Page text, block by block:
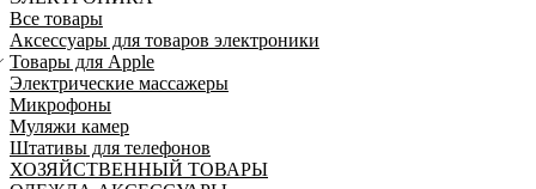
Все товары
Аксессуары для товаров электроники
Товары для Apple
Электрические массажеры
Микрофоны
Муляжи камер
Штативы для телефонов
ХОЗЯЙСТВЕННЫЙ ТОВАРЫ